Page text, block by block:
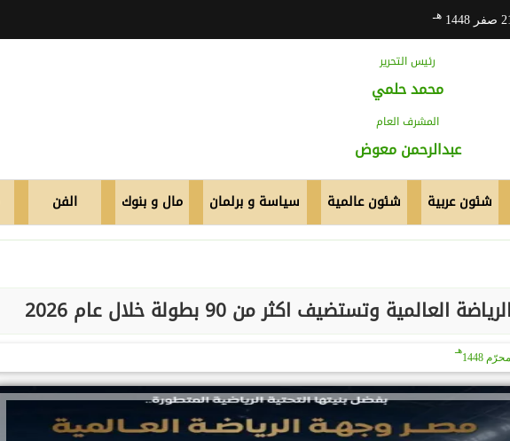
1448 هـ
رئيس التحرير
محمد حلمي
المشرف العام
عبدالرحمن معوض
شئون عربية شئون عالمية سياسة و برلمان مال و بنوك الفن
وتستضيف اكثر من 90 بطولة خلال عام 2026
هـ